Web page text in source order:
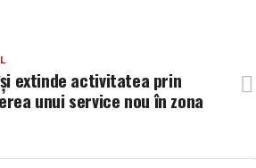
extinde activitatea prin
unui service nou în zona